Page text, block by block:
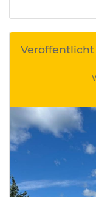
Veröffentlicht